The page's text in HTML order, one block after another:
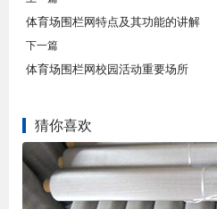
体育场围栏网特点及其功能的讲解
下一篇
体育场围栏网校园活动重要场所
猜你喜欢